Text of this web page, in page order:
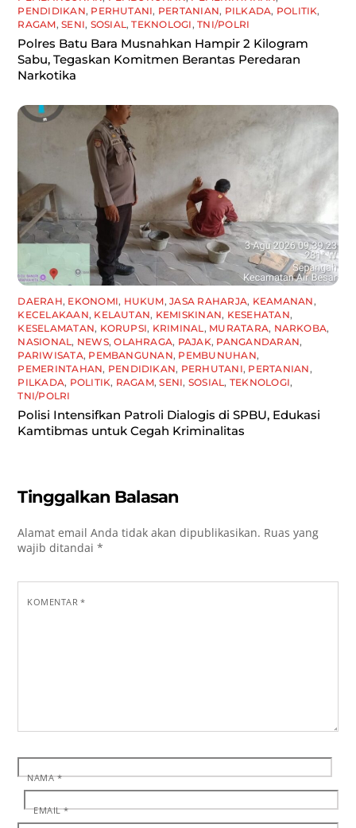
PENDIDIKAN, PERHUTANI, PERTANIAN, PILKADA, POLITIK,
RAGAM,SENI, SOSIAL,TEKNOLOGI,TNI/POLRI
Polres Batu Bara Musnahkan Hampir 2 Kilogram
Sabu, Tegaskan Komitmen Berantas Peredaran
Narkotika
DAERAH, EKONOMI, HUKUM,JASA RAHARJA, KEAMANAN,
KECELAKAAN, KELAUTAN, KEMISKINAN, KESEHATAN,
KESELAMATAN, KORUPSI, KRIMINAL, MURATARA, NARKOBA,
NASIONAL, NEWS,OLAHRAGA, PAJAK, PANGANDARAN,
PARIWISATA, PEMBANGUNAN, PEMBUNUHAN,
PEMERINTAHAN, PENDIDIKAN, PERHUTANI, PERTANIAN,
PILKADA, POLITIK, RAGAM,SENI, SOSIAL, TEKNOLOGI,
TNI/POLRI
Polisi Intensifkan Patroli Dialogis di SPBU, Edukasi
Kamtibmas untuk Cegah Kriminalitas
Tinggalkan Balasan
Alamat email Anda tidak akan dipublikasikan. Ruas yang
wajib ditandai*
KOMENTAR*
NAMA*
EMAIL*